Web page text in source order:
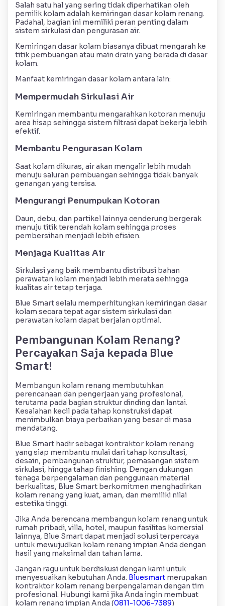
Salah satu hal yang sering tidak diperhatikan oleh
pemilik kolam adalah kemiringan dasar kolam renang.
Padahal, bagian ini memiliki peran penting dalam
sistem sirkulasi dan pengurasan air.
Kemiringan dasar kolam biasanya dibuat mengarah ke
titik pembuangan atau main drain yang berada di dasar
kolam.
Manfaat kemiringan dasar kolam antara lain:
Mempermudah Sirkulasi Air
Kemiringan membantu mengarahkan kotoran menuju
area hisap sehingga sistem filtrasi dapat bekerja lebih
efektif.
Membantu Pengurasan Kolam
Saat kolam dikuras, air akan mengalir lebih mudah
menuju saluran pembuangan sehingga tidak banyak
genangan yang tersisa.
Mengurangi Penumpukan Kotoran
Daun, debu, dan partikel lainnya cenderung bergerak
menuju titik terendah kolam sehingga proses
pembersihan menjadi lebih efisien.
Menjaga Kualitas Air
Sirkulasi yang baik membantu distribusi bahan
perawatan kolam menjadi lebih merata sehingga
kualitas air tetap terjaga.
Blue Smart selalu memperhitungkan kemiringan dasar
kolam secara tepat agar sistem sirkulasi dan
perawatan kolam dapat berjalan optimal.
Pembangunan Kolam Renang?
Percayakan Saja kepada Blue
Smart!
Membangun kolam renang membutuhkan
perencanaan dan pengerjaan yang profesional,
terutama pada bagian struktur dinding dan lantai.
Kesalahan kecil pada tahap konstruksi dapat
menimbulkan biaya perbaikan yang besar di masa
mendatang.
Blue Smart hadir sebagai kontraktor kolam renang
yang siap membantu mulai dari tahap konsultasi,
desain, pembangunan struktur, pemasangan sistem
sirkulasi, hingga tahap finishing. Dengan dukungan
tenaga berpengalaman dan penggunaan material
berkualitas, Blue Smart berkomitmen menghadirkan
kolam renang yang kuat, aman, dan memiliki nilai
estetika tinggi.
Jika Anda berencana membangun kolam renang untuk
rumah pribadi, villa, hotel, maupun fasilitas komersial
lainnya, Blue Smart dapat menjadi solusi terpercaya
untuk mewujudkan kolam renang impian Anda dengan
hasil yang maksimal dan tahan lama.
Jangan ragu untuk berdiskusi dengan kami untuk
menyesuaikan kebutuhan Anda. Bluesmart merupakan
kontraktor kolam renang berpengalaman dengan tim
profesional. Hubungi kami jika Anda ingin membuat
kolam renang impian Anda (0811-1006-7389)